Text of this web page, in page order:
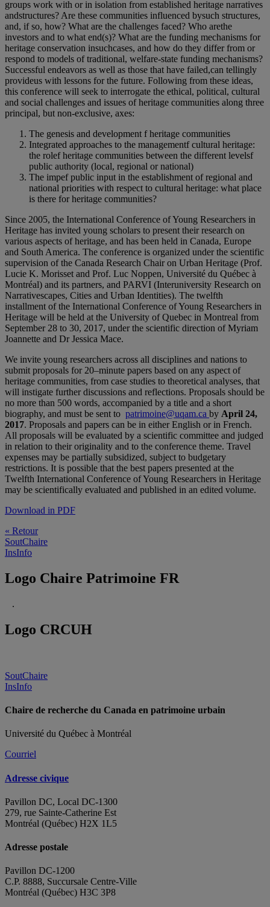
groups work with or in isolation from established heritage narratives
andstructures? Are these communities influenced bysuch structures,
and, if so, how? What are the challenges faced? Who arethe
investors and to what end(s)? What are the funding mechanisms for
heritage conservation insuchcases, and how do they differ from or
respond to models of traditional, welfare-state funding mechanisms?
Successful endeavors as well as those that have failed,can tellingly
provideus with lessons for the future. Following from these ideas,
this conference will seek to interrogate the ethical, political, cultural
and social challenges and issues of heritage communities along three
principal, but non-exclusive, axes:
The genesis and development f heritage communities
Integrated approaches to the managementf cultural heritage:
the rolef heritage communities between the different levelsf
public authority (local, regional or national)
The impef public input in the establishment of regional and
national priorities with respect to cultural heritage: what place
is there for heritage communities?
Since 2005, the International Conference of Young Researchers in
Heritage has invited young scholars to present their research on
various aspects of heritage, and has been held in Canada, Europe
and South America. The conference is organized under the scientific
supervision of the Canada Research Chair on Urban Heritage (Prof.
Lucie K. Morisset and Prof. Luc Noppen, Université du Québec à
Montréal) and its partners, and PARVI (Interuniversity Research on
Narrativescapes, Cities and Urban Identities). The twelfth
installment of the International Conference of Young Researchers in
Heritage will be held at the University of Quebec in Montreal from
September 28 to 30, 2017, under the scientific direction of Myriam
Joannette and Dr Jessica Mace.
We invite young researchers across all disciplines and nations to
submit proposals for 20–minute papers based on any aspect of
heritage communities, from case studies to theoretical analyses, that
will instigate further discussions and reflections. Proposals should be
no more than 500 words, accompanied by a title and a short
biography, and must be sent to patrimoine@uqam.ca by April 24,
2017. Proposals and papers can be in either English or in French.
All proposals will be evaluated by a scientific committee and judged
in relation to their originality and to the conference theme. Travel
expenses may be partially subsidized, subject to budgetary
restrictions. It is possible that the best papers presented at the
Twelfth International Conference of Young Researchers in Heritage
may be scientifically evaluated and published in an edited volume.
Download in PDF
« Retour
SoutChaire
InsInfo
Logo Chaire Patrimoine FR
.
Logo CRCUH
SoutChaire
InsInfo
Chaire de recherche du Canada en patrimoine urbain
Université du Québec à Montréal
Courriel
Adresse civique
Pavillon DC, Local DC-1300
279, rue Sainte-Catherine Est
Montréal (Québec) H2X 1L5
Adresse postale
Pavillon DC-1200
C.P. 8888, Succursale Centre-Ville
Montréal (Québec) H3C 3P8